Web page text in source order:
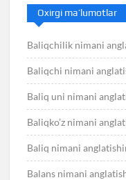
Oxirgi ma’lumotlar
Baliqchilik nimani
Baliqchi nimani
Baliq uni nimani
Baliqko’z nimani
Baliq nimani
Balans nimani